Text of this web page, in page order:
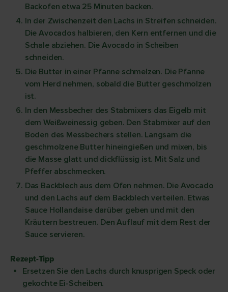
Backofen etwa 25 Minuten backen.
In der Zwischenzeit den Lachs in Streifen schneiden.
Die Avocados halbieren, den Kern entfernen und die
Schale abziehen. Die Avocado in Scheiben
schneiden.
Die Butter in einer Pfanne schmelzen. Die Pfanne
vom Herd nehmen, sobald die Butter geschmolzen
ist.
In den Messbecher des Stabmixers das Eigelb mit
dem Weißweinessig geben. Den Stabmixer auf den
Boden des Messbechers stellen. Langsam die
geschmolzene Butter hineingießen und mixen, bis
die Masse glatt und dickflüssig ist. Mit Salz und
Pfeffer abschmecken.
Das Backblech aus dem Ofen nehmen. Die Avocado
und den Lachs auf dem Backblech verteilen. Etwas
Sauce Hollandaise darüber geben und mit den
Kräutern bestreuen. Den Auflauf mit dem Rest der
Sauce servieren.
Rezept-Tipp
Ersetzen Sie den Lachs durch knusprigen Speck oder
gekochte Ei-Scheiben.